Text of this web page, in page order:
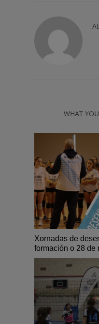
WHAT
Xornadas de
formación o 28 de